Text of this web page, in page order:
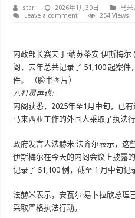
star 2026年1月30日
马来
Leave a comment
254 Views
内政部长赛夫丁·纳苏蒂安·伊斯梅
阁，去年总共记录了 51,100 起案件
件。 （脸书图片）
八打灵再也:
内阁获悉，2025年至1月中旬，已
马来西亚工作的外国人采取了执法行
政府发言人法赫米·法齐尔表示，这
伊斯梅尔在今天的内阁会议上披露
记录了 51,100 例，截至 1 月中旬记
法赫米表示，安瓦尔·易卜拉欣总理
采取严格执法行动。